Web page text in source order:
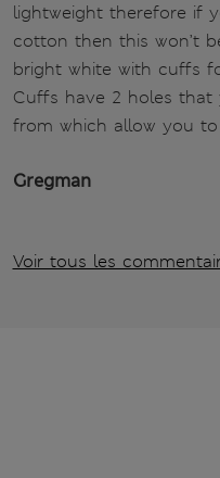
lightweight therefore if
cotton then this won’t
bright white with cuffs
Cuffs have 2 holes that
from which allow you
Gregman
Voir tous les